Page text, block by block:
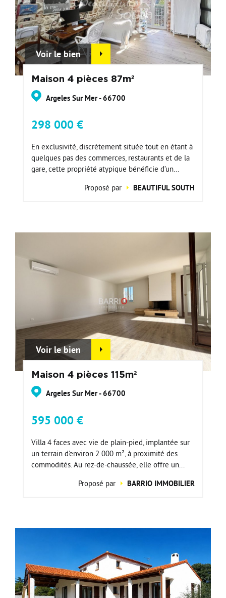
Voir le bien
Maison 4 pièces 87m²
Argeles Sur Mer - 66700
298 000 €
En exclusivité, discrètement située tout en étant à
quelques pas des commerces, restaurants et de la
gare, cette propriété atypique bénéficie d’un...
Proposé par
BEAUTIFUL SOUTH
Voir le bien
Maison 4 pièces 115m²
Argeles Sur Mer - 66700
595 000 €
Villa 4 faces avec vie de plain-pied, implantée sur
un terrain d'environ 2 000 m², à proximité des
commodités. Au rez-de-chaussée, elle offre un...
Proposé par
BARRIO IMMOBILIER